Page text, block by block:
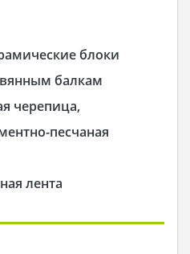
блоки
балкам
черепица,
песчаная
лента